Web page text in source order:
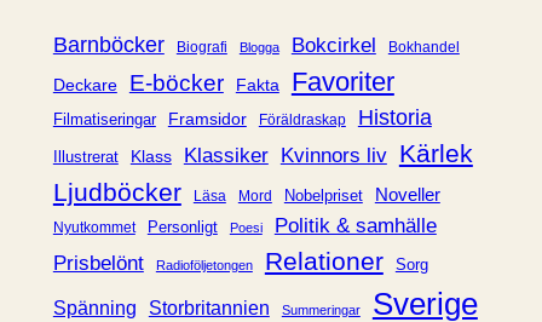
rBarnböcker Biografi Blogga Bokcirkel Bokhandel
Deckare E-böcker Fakta Favoriter
Filmatiseringar Framsidor Föräldraskap Historia
Illustrerat Klass Klassiker Kvinnors liv Kärlek
Ljudböcker
Läsa Mord Nobelpriset Noveller
Nyutkommet Personligt Poesi
Politik & samhälle
Prisbelönt
Radioföljetongen Relationer Sorg
Spänning Storbritannien Summeringar Sverige